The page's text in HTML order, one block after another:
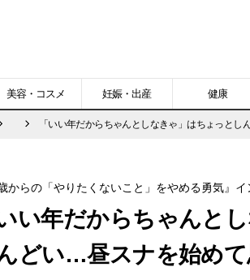
美容・コスメ 妊娠・出産 健康
「いい年だからちゃんとしなきゃ」はちょっと
歳からの「やりたくないこと」をやめる勇気』
いい年だからちゃんと
どい…昼スナを始め